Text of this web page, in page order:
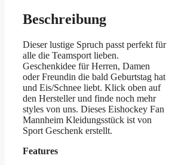
Beschreibung
Dieser lustige Spruch passt perfekt für
alle die Teamsport lieben.
Geschenkidee für Herren, Damen
oder Freundin die bald Geburtstag hat
und Eis/Schnee liebt. Klick oben auf
den Hersteller und finde noch mehr
styles von uns. Dieses Eishockey Fan
Mannheim Kleidungsstück ist von
Sport Geschenk erstellt.
Features